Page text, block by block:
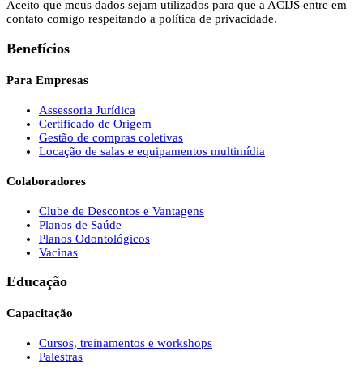
Aceito que meus dados sejam utilizados para que a ACIJS entre em
contato comigo respeitando a política de privacidade.
Benefícios
Para Empresas
Assessoria Jurídica
Certificado de Origem
Gestão de compras coletivas
Locação de salas e equipamentos multimídia
Colaboradores
Clube de Descontos e Vantagens
Planos de Saúde
Planos Odontológicos
Vacinas
Educação
Capacitação
Cursos, treinamentos e workshops
Palestras